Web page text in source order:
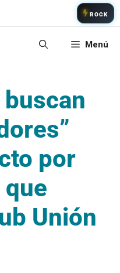
ROCK
Menú
por
que
Unión